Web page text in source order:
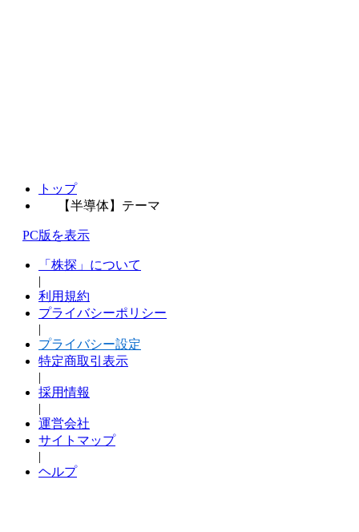
トップ
【半導体】テーマ
PC版を表示
「株探」について
|
利用規約
プライバシーポリシー
|
プライバシー設定
特定商取引表示
|
採用情報
|
運営会社
サイトマップ
|
ヘルプ